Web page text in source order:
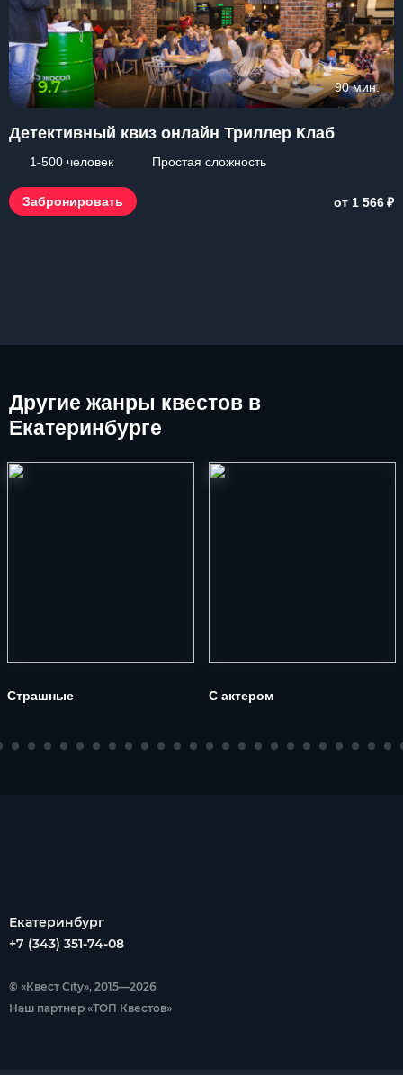
9.7 90 мин.
Детективный квиз онлайн Триллер Клаб
1-500 человек Простая сложность
Забронировать от 1 566₽
Другие жанры квестов в
Екатеринбурге
Страшные С актером
Екатеринбург
+7 (343) 351-74-08
© «Квест City», 2015—2026
Наш партнер «ТОП Квестов»